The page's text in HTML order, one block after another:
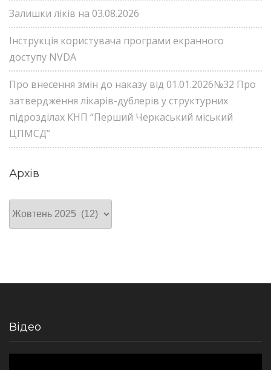
Залишки ліків на 03.08.2026
Інструкція користувача програми екранного
доступу NVDA
Про внесення змін до наказу від 01.01.2026№32 Про
затвердження лікарів-дублерів у структурних
підрозділах КНП “Перший Черкаський міський
ЦПМСД”
Архів
Архів
Відео